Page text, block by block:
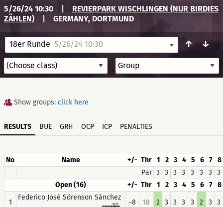
5/26/24 10:30
REVIERPARK WISCHLINGEN (NUR BIRDIES
ZÄHLEN)
GERMANY, DORTMUND
18er Runde 5/26/24 10:30 ↑ ↓
Show groups: click here
RESULTS BUE GRH OCP ICP PENALTIES
No Name +/- Thr 1 2 3 4 5 6 7 8
Par 3 3 3 3 3 3 3
3
Open (16)
+/- Thr 1 2 3 4 5 6 7 8
1
Federico José Sörenson Sánchez
-8 18 2 3 3 3 3 2 3 3